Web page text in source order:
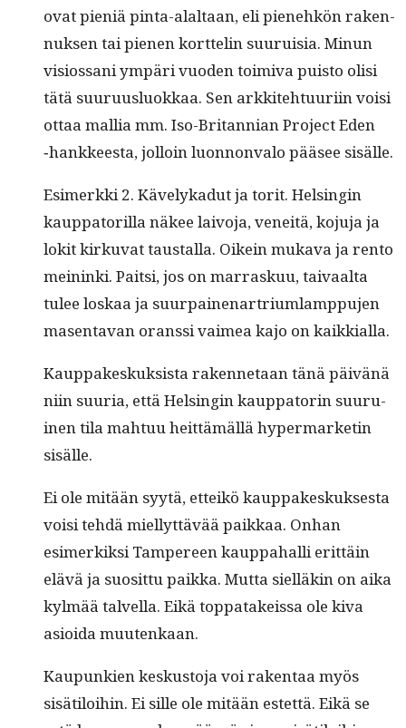
ovat pieniä pin­ta-alal­taan, eli pienehkön raken­
nuk­sen tai pienen kort­telin suu­ruisia. Min­un
visios­sani ympäri vuo­den toimi­va puis­to olisi
tätä suu­ru­us­lu­okkaa. Sen arkkite­htu­uri­in voisi
ottaa mallia mm. Iso-Bri­tann­ian Project Eden
‑han­kkeesta, jol­loin luon­non­va­lo pääsee sisälle.
Esimerk­ki 2. Käve­lykadut ja torit. Helsin­gin
kaup­pa­to­ril­la näkee laivo­ja, veneitä, koju­ja ja
lok­it kirku­vat taustal­la. Oikein muka­va ja ren­to
meinin­ki. Pait­si, jos on mar­raskuu, taivaal­ta
tulee loskaa ja suur­paine­nar­tri­um­lamp­pu­jen
masen­ta­van oranssi vaimea kajo on kaikkialla.
Kaup­pakeskuk­sista raken­netaan tänä päivänä
niin suuria, että Helsin­gin kaup­pa­torin suu­ru­
inen tila mah­tuu heit­tämäl­lä hyper­mar­ketin
sisälle.
Ei ole mitään syytä, etteikö kaup­pakeskuk­ses­ta
voisi tehdä miel­lyt­tävää paikkaa. Onhan
esimerkik­si Tam­pereen kaup­pa­hal­li erit­täin
elävä ja suosit­tu paik­ka. Mut­ta siel­läkin on aika
kylmää talvel­la. Eikä top­patakeis­sa ole kiva
asioi­da muutenkaan.
Kaupunkien keskus­to­ja voi rak­en­taa myös
sisätiloi­hin. Ei sille ole mitään estet­tä. Eikä se